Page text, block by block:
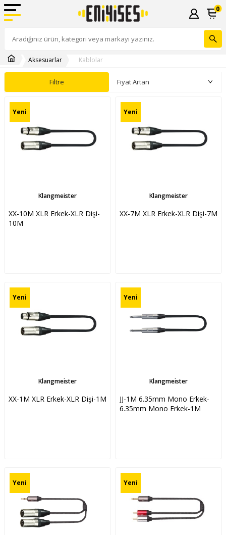
0
Aksesuarlar Kablolar
Filtre
Yeni
Klangmeister
XX-10M XLR Erkek-XLR Dişi-
10M
Yeni
Klangmeister
XX-7M XLR Erkek-XLR Dişi-7M
Yeni
Klangmeister
XX-1M XLR Erkek-XLR Dişi-1M
Yeni
Klangmeister
JJ-1M 6.35mm Mono Erkek-
6.35mm Mono Erkek-1M
Yeni Yeni